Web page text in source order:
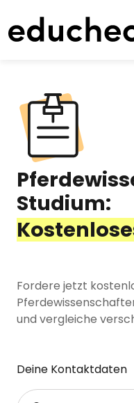
Studium:
Fordere jetzt
und vergleiche
Deine Kontaktdaten